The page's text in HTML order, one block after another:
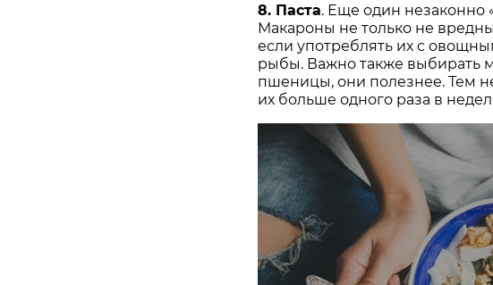
8. Паста. Еще один незаконно
Макароны не только не
если употреблять их с
рыбы. Важно также выбирать
пшеницы, они полезнее. Тем
их больше одного раза в